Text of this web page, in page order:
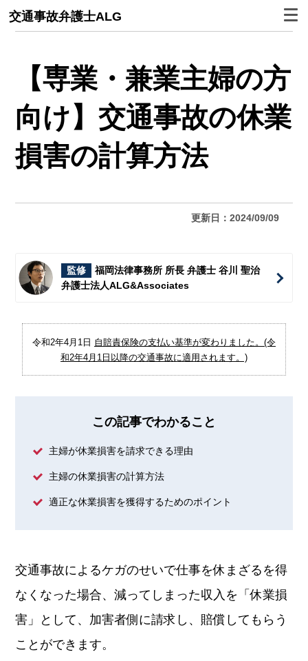
交通事故弁護士ALG
【専業・兼業主婦の方
向け】交通事故の休業
損害の計算方法
更新日：2024/09/09
監修
福岡法律事務所 所長 弁護士 谷川 聖治
弁護士法人ALG&Associates
令和2年4月1日 自賠責保険の支払い基準が変わりました。(令
和2年4月1日以降の交通事故に適用されます。)
この記事でわかること
主婦が休業損害を請求できる理由
主婦の休業損害の計算方法
適正な休業損害を獲得するためのポイント
交通事故によるケガのせいで仕事を休まざるを得
なくなった場合、減ってしまった収入を「休業損
害」として、加害者側に請求し、賠償してもらう
ことができます。